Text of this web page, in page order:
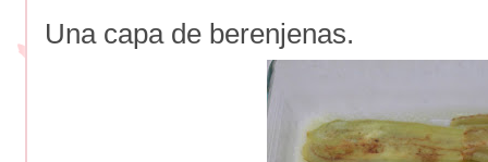
Una capa de berenjenas.